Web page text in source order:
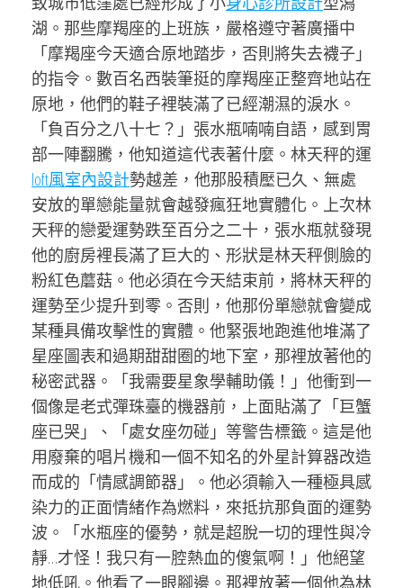
湖。那些摩羯座的上班族，嚴格遵守著廣播中
「摩羯座今天適合原地踏步，否則將失去襪子」
的指令。數百名西裝筆挺的摩羯座正整齊地站在
原地，他們的鞋子裡裝滿了已經潮濕的淚水。
「負百分之八十七？」張水瓶喃喃自語，感到胃
部一陣翻騰，他知道這代表著什麼。林天秤的運
loft風室內設計勢越差，他那股積壓已久、無處
安放的單戀能量就會越發瘋狂地實體化。上次林
天秤的戀愛運勢跌至百分之二十，張水瓶就發現
他的廚房裡長滿了巨大的、形狀是林天秤側臉的
粉紅色蘑菇。他必須在今天結束前，將林天秤的
運勢至少提升到零。否則，他那份單戀就會變成
某種具備攻擊性的實體。他緊張地跑進他堆滿了
星座圖表和過期甜甜圈的地下室，那裡放著他的
秘密武器。「我需要星象學輔助儀！」他衝到一
個像是老式彈珠臺的機器前，上面貼滿了「巨蟹
座已哭」、「處女座勿碰」等警告標籤。這是他
用廢棄的唱片機和一個不知名的外星計算器改造
而成的「情感調節器」。他必須輸入一種極具感
染力的正面情緒作為燃料，來抵抗那負面的運勢
波。「水瓶座的優勢，就是超脫一切的理性與冷
靜…才怪！我只有一腔熱血的傻氣啊！」他絕望
地低吼。他看了一眼腳邊。那裡放著一個他為林